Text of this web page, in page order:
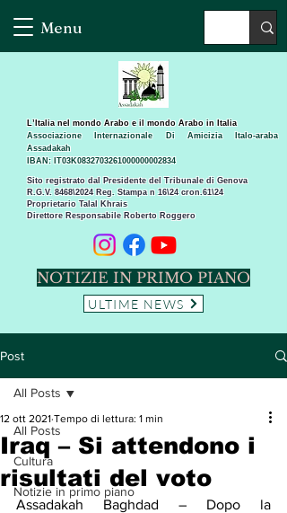
Menu
Sito registrato dal Presidente del Tribunale di Genova
R.G.V. 8468\2024 Reg. Stampa n 16\24 cron.61\24 ​
Proprietario Talal Khrais
Direttore Responsabile Roberto Roggero
L’Italia nel mondo Arabo e il mondo Arabo in Italia
Associazione Internazionale Di Amicizia Italo-araba
Assadakah
IBAN: IT03K0832703261000000002834
NOTIZIE IN PRIMO PIANO
ULTIME NEWS
Post
All Posts
Cultura
Notizie in primo piano
All Posts
Iraq – Si attendono i
risultati del voto
12 ott 2021 Tempo di lettura: 1 min
Assadakah Baghdad – Dopo la